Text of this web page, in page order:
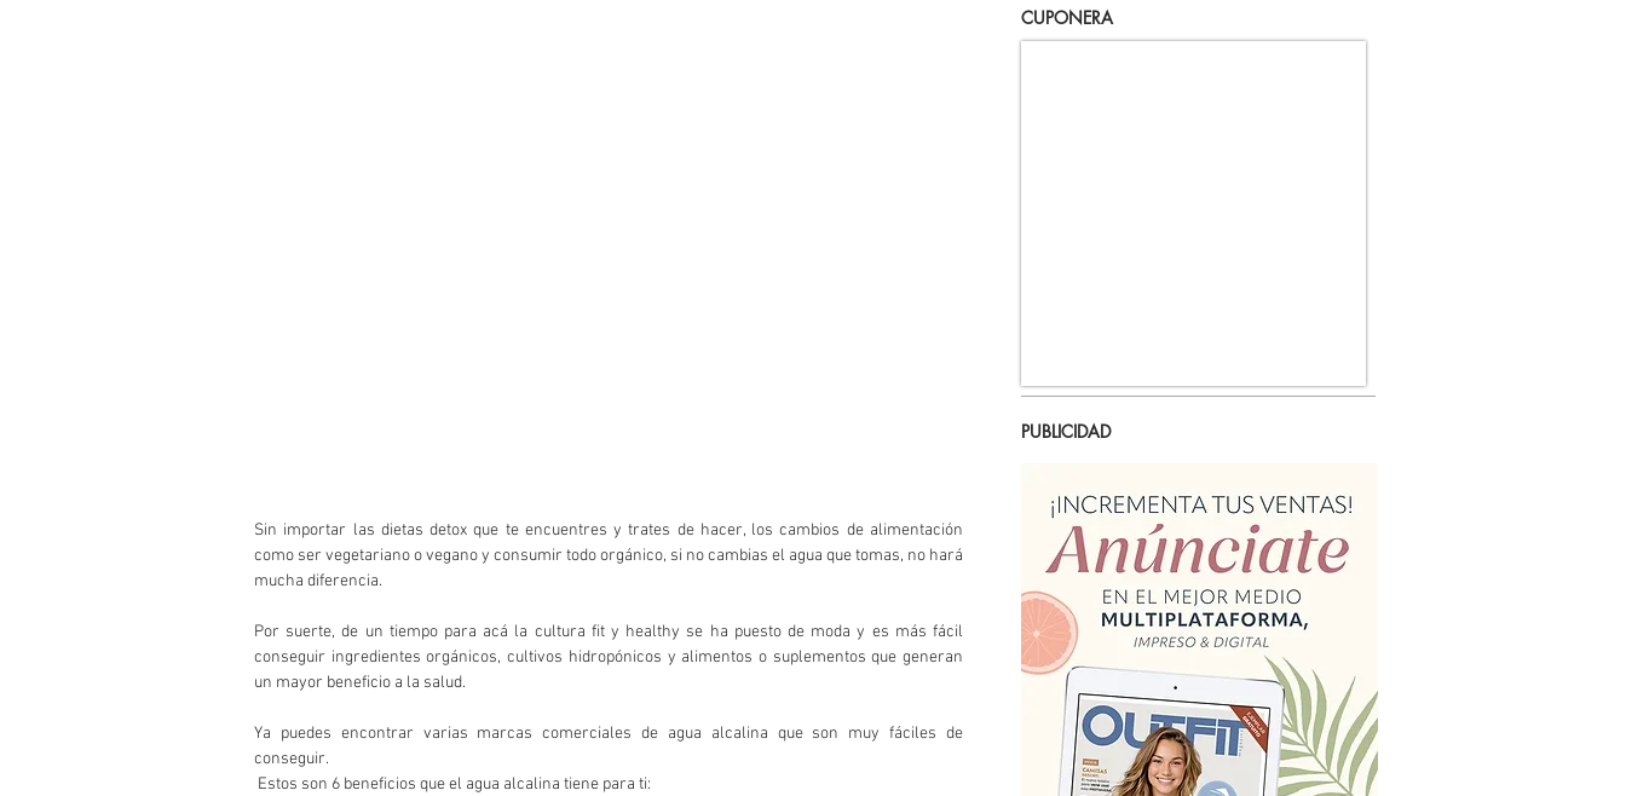
Sin importar las dietas detox que te encuentres y trates de hacer, los cambios de alimentación
como ser vegetariano o vegano y consumir todo orgánico, si no cambias el agua que tomas, no hará
mucha diferencia.
Por suerte, de un tiempo para acá la cultura fit y healthy se ha puesto de moda y es más fácil
conseguir ingredientes orgánicos, cultivos hidropónicos y alimentos o suplementos que generan
un mayor beneficio a la salud.
Ya puedes encontrar varias marcas comerciales de agua alcalina que son muy fáciles de
conseguir.
Estos son 6 beneficios que el agua alcalina tiene para ti:
CUPONERA
PUBLICIDAD